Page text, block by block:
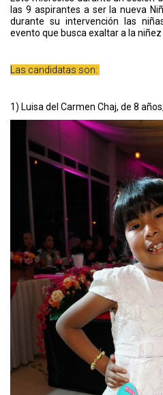
las 9 aspirantes a ser la nueva
durante su intervención las
evento que busca exaltar a la niñez
Las candidatas son:
1) Luisa del Carmen Chaj, de 8